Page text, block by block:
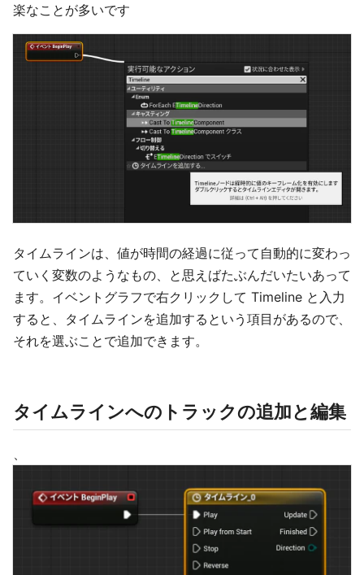
楽なことが多いです
タイムラインは、値が時間の経過に従って自動的に変わっ
ていく変数のようなもの、と思えばたぶんだいたいあって
ます。イベントグラフで右クリックして Timeline と入力
すると、タイムラインを追加するという項目があるので、
それを選ぶことで追加できます。
タイムラインへのトラックの追加と編集